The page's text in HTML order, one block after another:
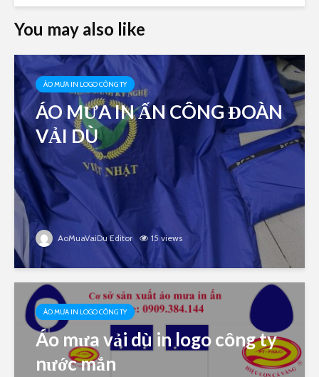
You may also like
ÁO MƯA IN LOGO CÔNG TY
ÁO MƯA IN ẤN CÔNG ĐOÀN
VẢI DÙ
AoMuaVaiDu Editor 15 views
ÁO MƯA IN LOGO CÔNG TY
Áo mưa vải dù in logo công ty
nước mắn